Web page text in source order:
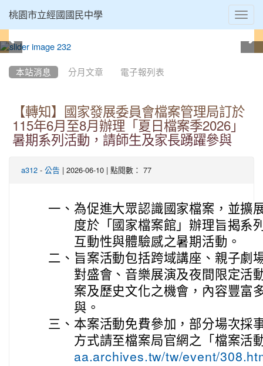
桃園市立經國國民中學
本站消息 分月文章 電子報列表
【轉知】國家發展委員會檔案管理局訂於
115年6月至8月辦理「夏日檔案季2026」
暑期系列活動，請師生及家長踴躍參與
a312 - 公告 | 2026-06-10 | 點閱數： 77
一、 為促進大眾認識國家檔案，並擴
度於「國家檔案館」辦理旨揭系
互動性與體驗感之暑期活動。
二、 旨案活動包括跨域講座、親子劇
對盛會、音樂展演及夜間限定活
案及歷史文化之機會，內容豐富
與。
三、 本案活動免費參加，部分場次採
方式請至檔案局官網之「檔案活
aa.archives.tw/tw/event/